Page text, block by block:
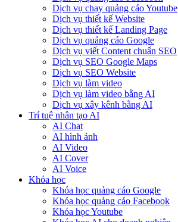
Dịch vụ chạy quảng cáo Youtube
Dịch vụ thiết kế Website
Dịch vụ thiết kế Landing Page
Dịch vụ quảng cáo Google
Dịch vụ viết Content chuẩn SEO
Dịch vụ SEO Google Maps
Dịch vụ SEO Website
Dịch vụ làm video
Dịch vụ làm video bằng AI
Dịch vụ xây kênh bằng AI
Trí tuệ nhân tạo AI
AI Chat
AI hình ảnh
AI Video
AI Cover
AI Voice
Khóa học
Khóa học quảng cáo Google
Khóa học quảng cáo Facebook
Khóa học Youtube